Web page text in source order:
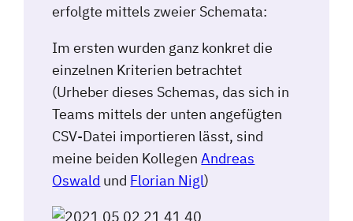
erfolgte mittels zweier Schemata:
Im ersten wurden ganz konkret die
einzelnen Kriterien betrachtet
(Urheber dieses Schemas, das sich in
Teams mittels der unten angefügten
CSV-Datei importieren lässt, sind
meine beiden KollegenAndreas
Oswald und Florian Nigl)